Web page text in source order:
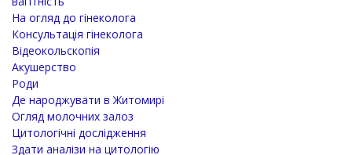
На огляд до гінеколога
Консультація гінеколога
Відеокольскопія
Акушерство
Роди
Де народжувати в Житомирі
Огляд молочних залоз
Цитологічні дослідження
Здати аналізи на цитологію